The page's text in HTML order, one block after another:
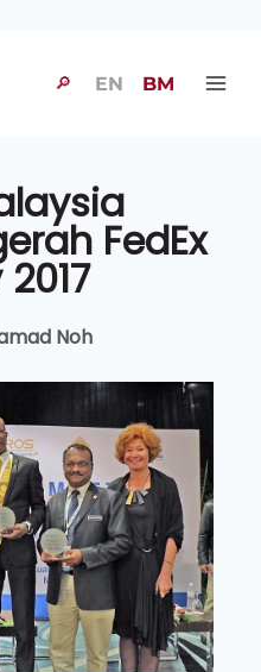
🔎 EN BM
FedEx
Noh